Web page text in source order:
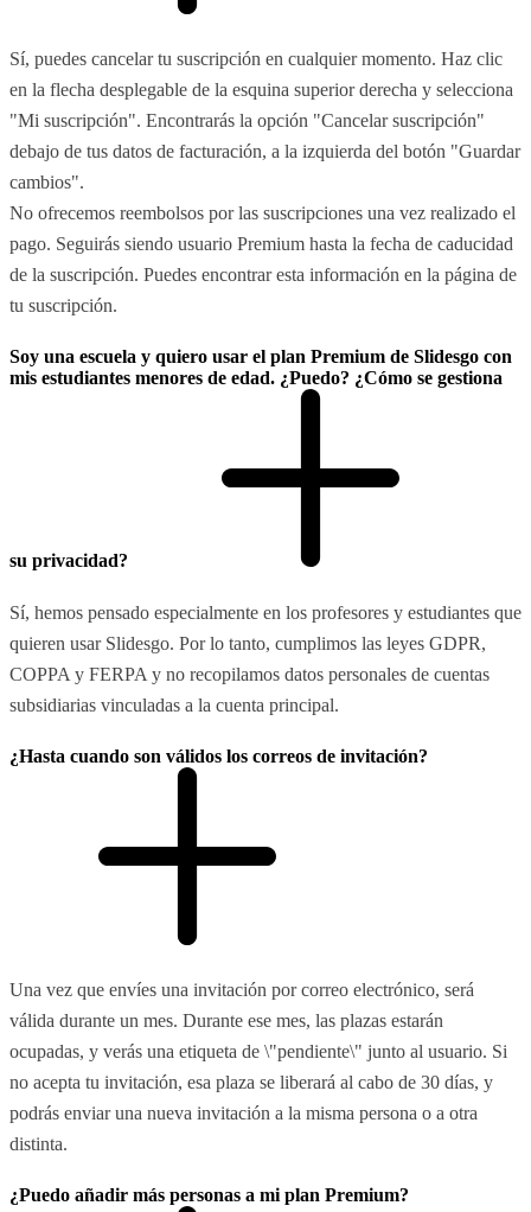
Sí, puedes cancelar tu suscripción en cualquier momento. Haz clic
en la flecha desplegable de la esquina superior derecha y selecciona
"Mi suscripción". Encontrarás la opción "Cancelar suscripción"
debajo de tus datos de facturación, a la izquierda del botón "Guardar
cambios".
No ofrecemos reembolsos por las suscripciones una vez realizado el
pago. Seguirás siendo usuario Premium hasta la fecha de caducidad
de la suscripción. Puedes encontrar esta información en la página de
tu suscripción.
Soy una escuela y quiero usar el plan Premium de Slidesgo con
mis estudiantes menores de edad. ¿Puedo? ¿Cómo se gestiona
su privacidad?
Sí, hemos pensado especialmente en los profesores y estudiantes que
quieren usar Slidesgo. Por lo tanto, cumplimos las leyes GDPR,
COPPA y FERPA y no recopilamos datos personales de cuentas
subsidiarias vinculadas a la cuenta principal.
¿Hasta cuando son válidos los correos de invitación?
Una vez que envíes una invitación por correo electrónico, será
válida durante un mes. Durante ese mes, las plazas estarán
ocupadas, y verás una etiqueta de \"pendiente\" junto al usuario. Si
no acepta tu invitación, esa plaza se liberará al cabo de 30 días, y
podrás enviar una nueva invitación a la misma persona o a otra
distinta.
¿Puedo añadir más personas a mi plan Premium?